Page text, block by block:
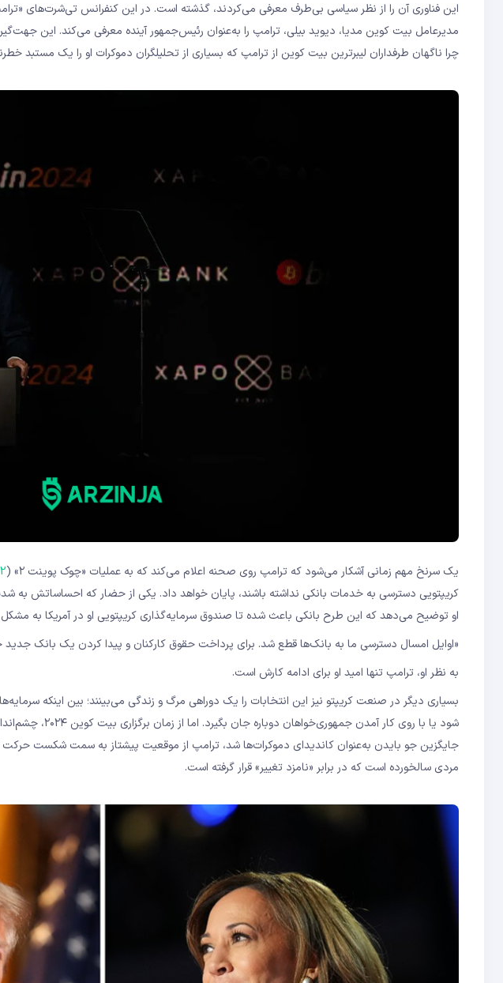
این فناوری آن را از نظر سیاسی بی‌طرف معرفی می‌کردند، گذشته است. در این کنفرانس تی‌شرت‌های
چرا ناگهان طرفداران لیبرترین بیت کوین از ترامپ که بسیاری از تحلیلگران دموکرات او را یک مستبد
یک سرنخ مهم زمانی آشکار می‌شود که ترامپ روی صحنه اعلام می‌کند که به عملیات «چوک پوینت ۲» (
کریپتویی دسترسی به خدمات بانکی نداشته باشند، پایان خواهد داد. یکی از حضار که احساساتش به
او توضیح می‌دهد که این طرح بانکی باعث شده تا صندوق سرمایه‌گذاری کریپتویی او در آمریکا به
«اوایل امسال دسترسی ما به بانک‌ها قطع شد. برای پرداخت حقوق کارکنان و پیدا کردن یک بانک جدید
به نظر او، ترامپ تنها امید او برای ادامه کارش است.
بسیاری دیگر در صنعت کریپتو نیز این انتخابات را یک دوراهی مرگ و زندگی می‌بینند؛ بین اینکه
شود یا با روی کار آمدن
جایگزین جو بایدن به‌عنوان کاندیدای دموکرات‌ها شد، ترامپ از موقعیت پیشتاز به سمت شکست حرکت
مردی سالخورده است که در برابر «نامزد تغییر» قرار گرفته است.